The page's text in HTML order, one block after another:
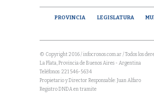
PROVINCIA LEGISLATURA
© Copyright 2016 / infocronos.com.ar / Todos los
La Plata, Provincia de Buenos Aires - Argentina
Teléfonos: 221 546-5634
Propietario y Director Responsable: Juan Alfaro
Registro DNDA en tramite